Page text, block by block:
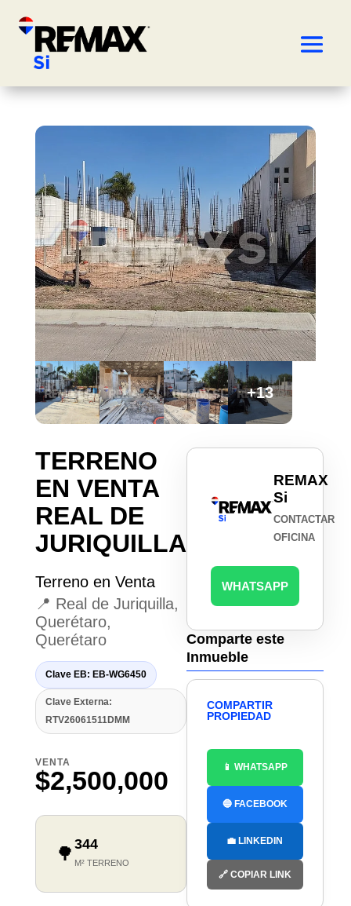
+13
TERRENO
EN VENTA
REAL DE
JURIQUILLA
Terreno en Venta
📍 Real de Juriquilla,
Querétaro,
Querétaro
Clave EB: EB-WG6450
Clave Externa:
RTV26061511DMM
VENTA
$2,500,000
🌳 344
M² TERRENO
REMAX
Si
CONTACTAR
OFICINA
WHATSAPP
Comparte este
Inmueble
COMPARTIR
PROPIEDAD
📱 WHATSAPP
🔵 FACEBOOK
💼 LINKEDIN
🔗 COPIAR LINK